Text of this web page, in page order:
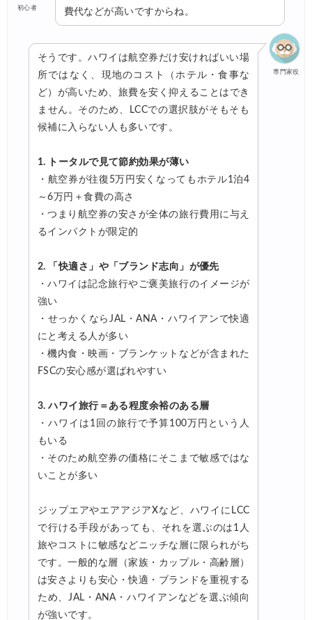
初心者
費代などが高いですからね。
専門家役
そうです。ハワイは航空券だけ安ければいい場
所ではなく、現地のコスト（ホテル・食事な
ど）が高いため、旅費を安く抑えることはでき
ません。そのため、LCCでの選択肢がそもそも
候補に入らない人も多いです。
1. トータルで見て節約効果が薄い
・航空券が往復5万円安くなってもホテル1泊4
～6万円＋食費の高さ
・つまり航空券の安さが全体の旅行費用に与え
るインパクトが限定的
2. 「快適さ」や「ブランド志向」が優先
・ハワイは記念旅行やご褒美旅行のイメージが
強い
・せっかくならJAL・ANA・ハワイアンで快適
にと考える人が多い
・機内食・映画・ブランケットなどが含まれた
FSCの安心感が選ばれやすい
3. ハワイ旅行＝ある程度余裕のある層
・ハワイは1回の旅行で予算100万円という人
もいる
・そのため航空券の価格にそこまで敏感ではな
いことが多い
ジップエアやエアアジアXなど、ハワイにLCC
で行ける手段があっても、それを選ぶのは1人
旅やコストに敏感などニッチな層に限られがち
です。一般的な層（家族・カップル・高齢層）
は安さよりも安心・快適・ブランドを重視する
ため、JAL・ANA・ハワイアンなどを選ぶ傾向
が強いです。